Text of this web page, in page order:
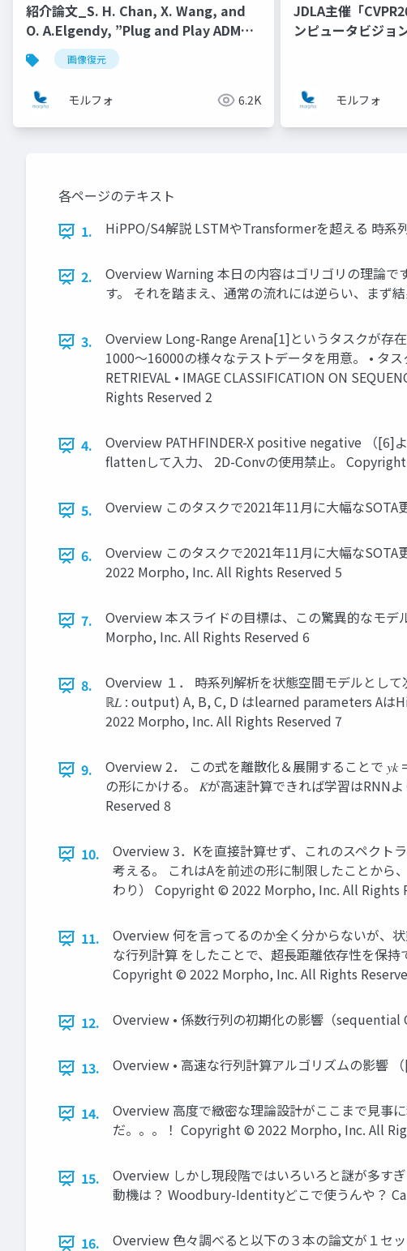
紹介論文_S. H. Chan, X. Wang, and
O. A.Elgendy, ”Plug and Play ADMM
for Image RestorationFixed Point
Convergence and Applications”
画像復元
モルフォ 6.2K
JDLA主催「
ンピュータビジョ
モルフォ
各ページのテキスト
1.
HiPPO/S4解説 LSTMやTransformerを超える 時系
2.
Overview Warning 本日の内容はゴリゴリの理論で
す。 それを踏まえ、通常の流れには逆らい、ま
3.
Overview Long-Range Arena[1]というタスクが存
1000～16000の様々なテストデータを用意。 • タス
RETRIEVAL • IMAGE CLASSIFICATION ON
Rights Reserved 2
4.
Overview PATHFINDER-X positive negative （[6]
flattenして入力、 2D-Convの使用禁止。
5. Overview このタスクで2021年11月に大幅な
6.
Overview このタスクで2021年11月に大幅な
2022 Morpho, Inc. All Rights Reserved 5
7.
Overview 本スライドの目標は、この驚異的なモ
Morpho, Inc. All Rights Reserved 6
8.
Overview １． 時系列解析を状態空間モデルとし
ℝ𝐿 : output) A, B, C, D はlearned parameters Aは
2022 Morpho, Inc. All Rights Reserved 7
9.
Overview 2． この式を離散化＆展開することで
の形にかける。 𝐾が高速計算できれば学習は
Reserved 8
10.
Overview 3．Kを直接計算せず、これのスペクト
考える。 これはAを前述の形に制限したことか
わり） Copyright © 2022 Morpho, Inc. All Rights
11.
Overview 何を言ってるのか全く分からないが、
な行列計算 をしたことで、超長距離依存性を保
Copyright © 2022 Morpho, Inc. All Rights
12. Overview • 係数行列の初期化の影響（
13. Overview • 高速な行列計算アルゴリズムの影響
14.
Overview 高度で緻密な理論設計がここまで見事
だ。。。！ Copyright © 2022 Morpho, Inc. All
15.
Overview しかし現段階ではいろいろと謎が多す
動機は？ Woodbury-Identityどこで使うんや？
16.
Overview 色々調べると以下の３本の論文が１